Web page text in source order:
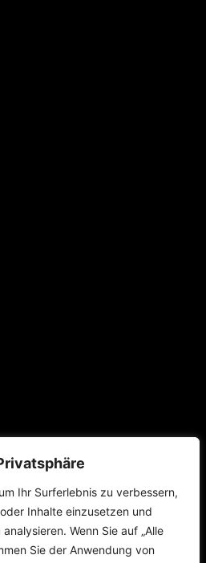
Ihr Surferlebnis zu verbessern,
Inhalte einzusetzen und
Wenn Sie auf „Alle
Sie der Anwendung von